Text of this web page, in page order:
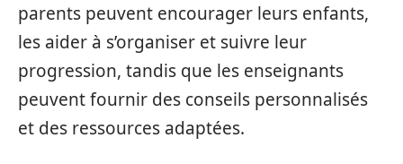
parents peuvent encourager leurs enfants,
les aider à s’organiser et suivre leur
progression, tandis que les enseignants
peuvent fournir des conseils personnalisés
et des ressources adaptées.